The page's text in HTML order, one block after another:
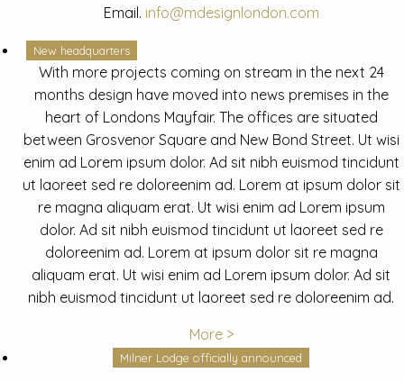
Email. info@mdesignlondon.com
New headquarters
With more projects coming on stream in the next 24
months design have moved into news premises in the
heart of Londons Mayfair. The offices are situated
between Grosvenor Square and New Bond Street. Ut wisi
enim ad Lorem ipsum dolor. Ad sit nibh euismod tincidunt
ut laoreet sed re doloreenim ad. Lorem at ipsum dolor sit
re magna aliquam erat. Ut wisi enim ad Lorem ipsum
dolor. Ad sit nibh euismod tincidunt ut laoreet sed re
doloreenim ad. Lorem at ipsum dolor sit re magna
aliquam erat. Ut wisi enim ad Lorem ipsum dolor. Ad sit
nibh euismod tincidunt ut laoreet sed re doloreenim ad.
More >
Milner Lodge officially announced